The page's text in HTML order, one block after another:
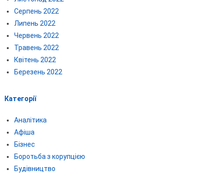
Серпень 2022
Липень 2022
Червень 2022
Травень 2022
Квітень 2022
Березень 2022
Категорії
Аналітика
Афіша
Бізнес
Боротьба з корупцією
Будівництво